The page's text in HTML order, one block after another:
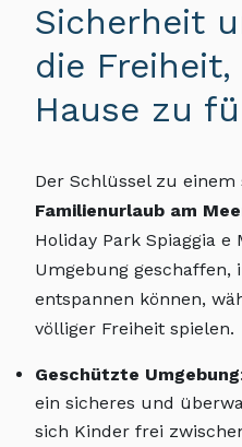
Sicherheit
die
Hause zu
Der Schlüssel zu einem
Familienurlaub am
Holiday Park Spiaggia e
Umgebung geschaffen,
entspannen können,
völliger Freiheit spielen.
Geschützte Umgebung
ein sicheres und
sich Kinder frei